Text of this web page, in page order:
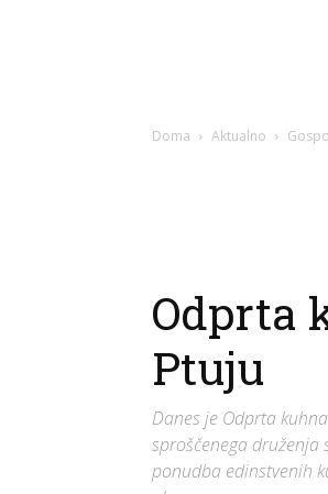
Doma Aktualno
Odprta
Ptuju
Danes je Odprta
sproščenega
ponudba edinstvenih